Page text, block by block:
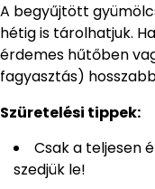
A begyűjtött
hétig is tárolhatjuk.
érdemes hűtőben
fagyasztás)
Szüretelési tippek:
Csak a teljesen
szedjük le!